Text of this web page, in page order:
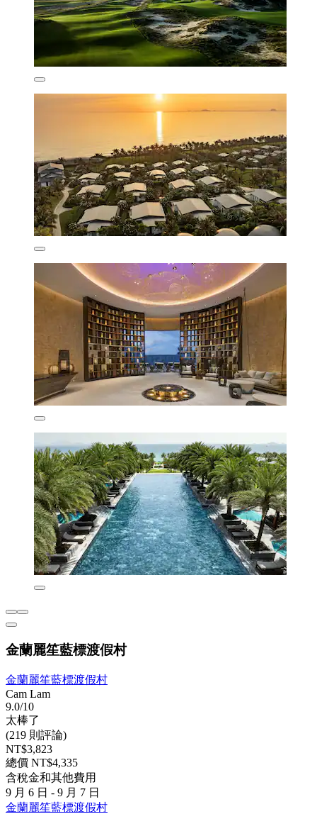
金蘭麗笙藍標渡假村
金蘭麗笙藍標渡假村
Cam Lam
9.0/10
太棒了
(219 則評論)
NT$3,823
總價 NT$4,335
含稅金和其他費用
9 月 6 日 - 9 月 7 日
金蘭麗笙藍標渡假村